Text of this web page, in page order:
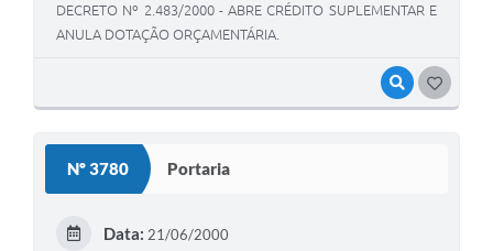
VISUALIZAR
DECRETO Nº 2.483/2000 - ABRE CRÉDITO SUPLEMENTAR E
ANULA DOTAÇÃO ORÇAMENTÁRIA.
Nº 3780 Portaria
Data: 21/06/2000